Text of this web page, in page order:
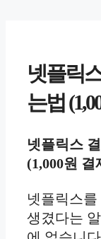
넷플릭
는법
넷플릭스
(1,000원 결
넷플릭스
생겼다는